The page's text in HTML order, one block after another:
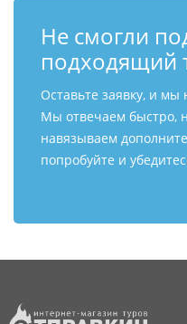
Не смогли
подходящий
Оставьте заявку, и
Мы отвечаем быстро,
навязываем
попробуйте и